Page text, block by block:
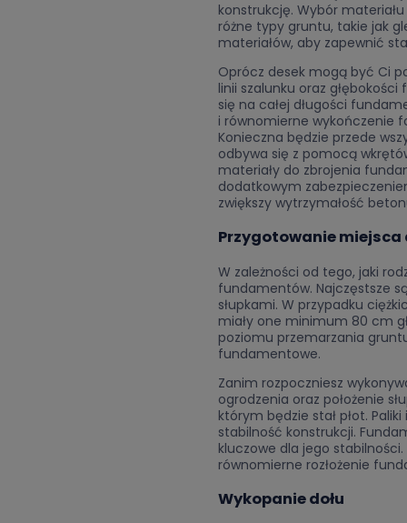
konstrukcję. Wybór
różne typy gruntu, takie jak
materiałów, aby zapewnić
Oprócz desek mogą być Ci
linii szalunku oraz
się na całej długości
i równomierne wykończenie
Konieczna będzie przede
odbywa się z pomocą
materiały do zbrojenia
dodatkowym
zwiększy wytrzymałość
Przygotowanie
W zależności od tego, jaki
fundamentów. Najczęstsze
słupkami. W przypadku
miały one minimum 80 cm
poziomu przemarzania
fundamentowe.
Zanim rozpoczniesz
ogrodzenia oraz położenie
którym będzie stał płot.
stabilność konstrukcji.
kluczowe dla jego
równomierne rozłożenie
Wykopanie dołu